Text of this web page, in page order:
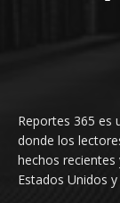
Reportes 365 es
donde los
hechos
Estados Unidos